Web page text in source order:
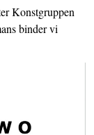
Konstgruppen
binder vi